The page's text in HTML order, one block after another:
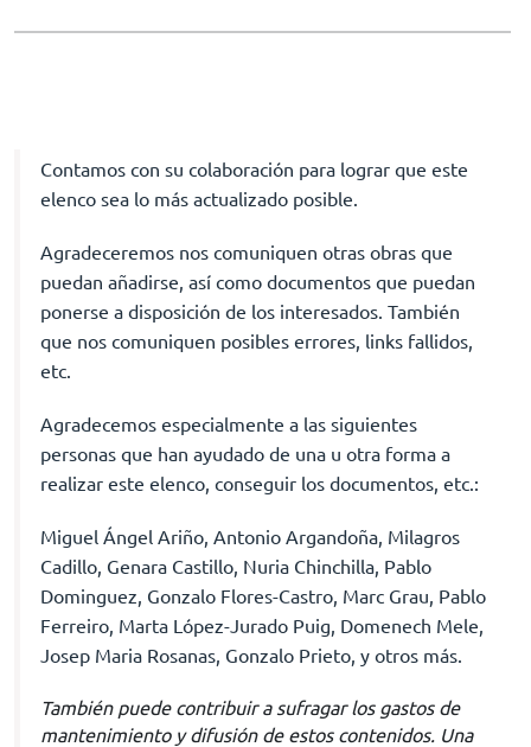
Contamos con su colaboración para lograr que este
elenco sea lo más actualizado posible.
Agradeceremos nos comuniquen otras obras que
puedan añadirse, así como documentos que puedan
ponerse a disposición de los interesados. También
que nos comuniquen posibles errores, links fallidos,
etc.
Agradecemos especialmente a las siguientes
personas que han ayudado de una u otra forma a
realizar este elenco, conseguir los documentos, etc.:
Miguel Ángel Ariño, Antonio Argandoña, Milagros
Cadillo, Genara Castillo, Nuria Chinchilla, Pablo
Dominguez, Gonzalo Flores-Castro, Marc Grau, Pablo
Ferreiro, Marta López-Jurado Puig, Domenech Mele,
Josep Maria Rosanas, Gonzalo Prieto, y otros más.
También puede contribuir a sufragar los gastos de
mantenimiento y difusión de estos contenidos. Una